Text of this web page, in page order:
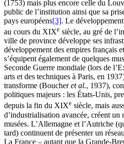
(1753) mais plus encore celle du
public de l’institution ainsi que sa
pays européens[3]. Le
au cours du XIXe siècle, au gré de
ville de province développe ses
développement des empires français
s’équipent également de quelques
Seconde Guerre mondiale (lors de
arts et des techniques à Paris, en
transforme (Boucheret al., 1937),
politiques majeurs : les États-Unis,
depuis la fin du XIXe siècle, mais
d’industrialisation avancée, créent un
musées. L’Allemagne et l’Autriche
tard) continuent de présenter un
La France – autant que la Grande-